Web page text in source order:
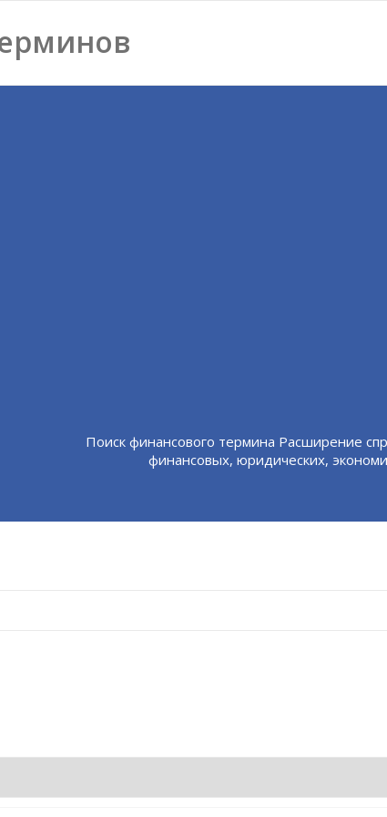
Поиск финансового термина Расширение
финансовых, юридических,